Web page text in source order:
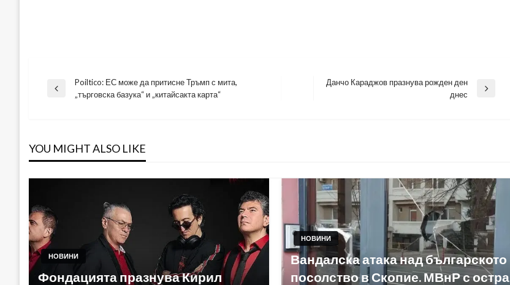
Навигация
Previous
Poiltico: ЕС може да притисне Тръмп с мита,
„търговска базука“ и „китайсакта карта“
Данчо Караджов празнува рожден ден
днес
YOU MIGHT ALSO LIKE
НОВИНИ
Фондацията празнува Кирил
НОВИНИ
Вандалска атака над българското
посолство в Скопие. МВнР с остра